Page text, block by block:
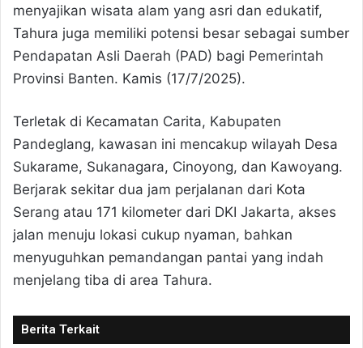
menyajikan wisata alam yang asri dan edukatif,
Tahura juga memiliki potensi besar sebagai sumber
Pendapatan Asli Daerah (PAD) bagi Pemerintah
Provinsi Banten. Kamis (17/7/2025).
Terletak di Kecamatan Carita, Kabupaten
Pandeglang, kawasan ini mencakup wilayah Desa
Sukarame, Sukanagara, Cinoyong, dan Kawoyang.
Berjarak sekitar dua jam perjalanan dari Kota
Serang atau 171 kilometer dari DKI Jakarta, akses
jalan menuju lokasi cukup nyaman, bahkan
menyuguhkan pemandangan pantai yang indah
menjelang tiba di area Tahura.
Berita Terkait